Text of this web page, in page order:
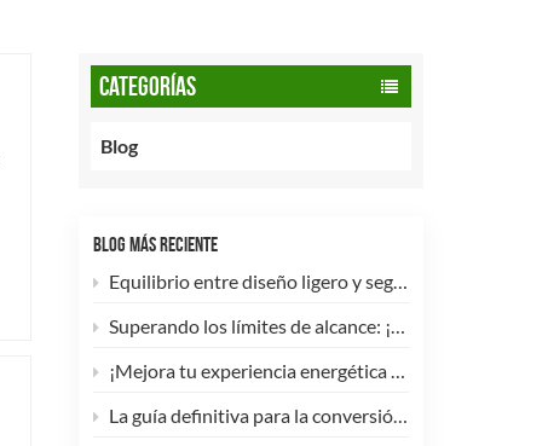
CATEGORÍAS
Blog
BLOG MÁS RECIENTE
Equilibrio entre diseño ligero y seguridad: cómo los cilindros de GNC tipo 2 de 90 litros potencian las flotas comerciales.
Superando los límites de alcance: ¡Los cilindros de hidrógeno para UAV tipo 4 ya están disponibles para personalización de alta eficiencia!
¡Mejora tu experiencia energética con nuestra bombona de GLP compuesta de 5 kg! 🚀✨
La guía definitiva para la conversión de camiones pesados ​​a GNC: Por qué este cilindro de GNC tipo 1 de 200 litros supone un cambio radical para la reducción de costes de la flota.